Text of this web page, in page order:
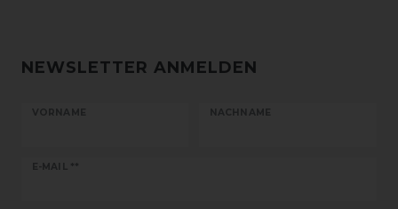
NEWSLETTER ANMELDEN
VORNAME NACHNAME
E-MAIL **
Newsletter